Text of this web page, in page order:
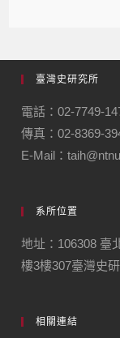
臺灣史研究所
電話：02-7749-
傳真：02-8369-
E-Mail：
系所位置
地址：106308 臺
樓3樓307臺灣史
相關連結